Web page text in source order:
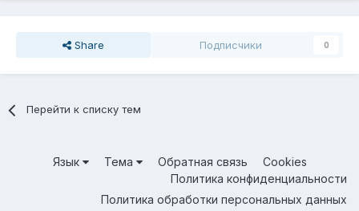
Share Подписчики 0
Перейти к списку тем
Язык Тема Обратная связь
Cookies
Политика конфиденциальности
Политика обработки персональных данных